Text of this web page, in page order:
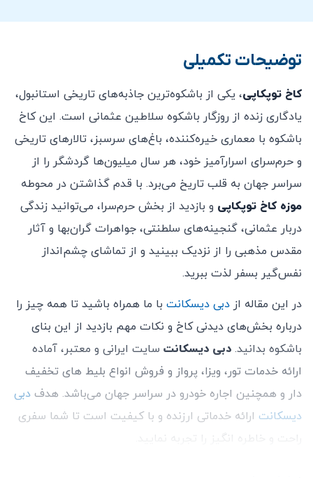
کنید.
است.
دسترسی برای افراد توان‌یاب ممکن است، اما صندلی
چرخ‌دار در مجموعه موجود نیست و تپه‌های پوشیده از
سنگ‌فرش ممکن است برای مسافران کم‌توان مشکلاتی
ایجاد کند.
در محوطه کاخ، پارکینگ اختصاصی وجود ندارد.
عکاسی در داخل تالارهای موزه ممنوع است.
بلیط کودکانزیر ۶ سال رایگان
است.
ورود افراد دارای معلولیت رایگان است؛ لطفاً برای دریافت
بلیط رایگان، مدرک معتبر معلولیت را در ورودی ارائه دهید.
معتبر هستند.
استفاده از راهنمای صوتی توصیه می‌شود تا جزئیات
تاریخی کاخ را بهتر درک کنید.
صف بازرسی امنیتی در دروازه سلطنتی ممکن است
توضیحات تکمیلی
کاخ توپکاپی، یکی از باشکوه‌ترین جاذبه‌های تاریخی استانبول،
یادگاری زنده از روزگار باشکوه سلاطین عثمانی است. این کاخ
باشکوه با معماری خیره‌کننده، باغ‌های سرسبز، تالارهای تاریخی
و حرم‌سرای اسرارآمیز خود، هر سال میلیون‌ها گردشگر را از
سراسر جهان به قلب تاریخ می‌برد. با قدم گذاشتن در محوطه
موزه کاخ توپکاپی و بازدید از بخش حرم‌سرا، می‌توانید زندگی
دربار عثمانی، گنجینه‌های سلطنتی، جواهرات گران‌بها و آثار
مقدس مذهبی را از نزدیک ببینید و از تماشای چشم‌انداز
نفس‌گیر بسفر لذت ببرید.
در این مقاله از دبی دیسکانت با ما همراه باشید تا همه چیز را
درباره بخش‌های دیدنی کاخ و نکات مهم بازدید از این بنای
باشکوه بدانید. دبی دیسکانت سایت ایرانی و معتبر، آماده
ارائه خدمات تور، ویزا، پرواز و فروش انواع بلیط های تخفیف
دار و همچنین اجاره خودرو در سراسر جهان می‌باشد. هدف دبی
دیسکانت ارائه خدماتی ارزنده و با کیفیت است تا شما سفری
راحت و خاطره انگیز را تجربه نمایید.